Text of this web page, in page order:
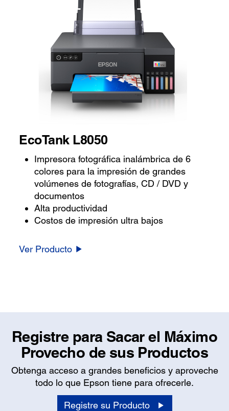
EcoTank L8050
Impresora fotográfica inalámbrica de 6
colores para la impresión de grandes
volúmenes de fotografías, CD / DVD y
documentos
Alta productividad
Costos de impresión ultra bajos
Ver Producto
Registre para Sacar el Máximo
Provecho de sus Productos
Obtenga acceso a grandes beneficios y aproveche
todo lo que Epson tiene para ofrecerle.
Registre su Producto